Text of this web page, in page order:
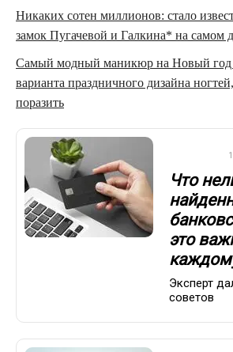
Никаких сотен миллионов: стало
замок Пугачевой и Галкина* на самом
Самый модный маникюр на Новый год
варианта праздничного дизайна
поразить
Что
это
Эксперт
советов